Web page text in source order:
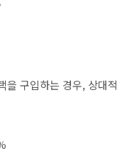
을 구입하는 경우, 상대적